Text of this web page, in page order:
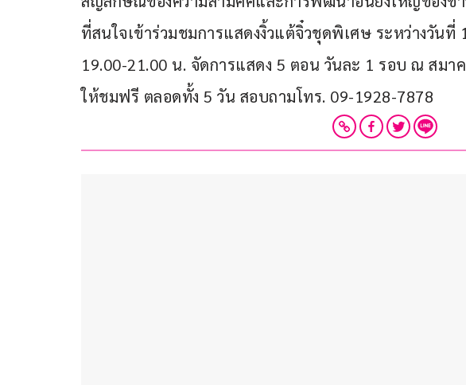
ที่สนใจเข้าร่วมชมการแสดงงิ้วแต้จิ๋วชุดพิเศษ ระหว่างวันที่
19.00-21.00 น. จัดการแสดง 5 ตอน วันละ 1 รอบ ณ สมา
ให้ชมฟรี ตลอดทั้ง 5 วัน สอบถามโทร. 09-1928-7878